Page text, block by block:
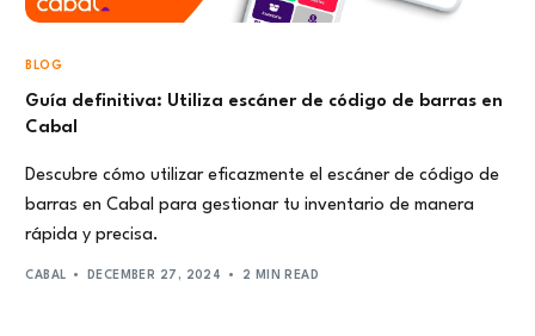
BLOG
Guía definitiva: Utiliza escáner de código de barras en
Cabal
Descubre cómo utilizar eficazmente el escáner de código de
barras en Cabal para gestionar tu inventario de manera
rápida y precisa.
CABAL DECEMBER 27, 2024 2 MIN READ